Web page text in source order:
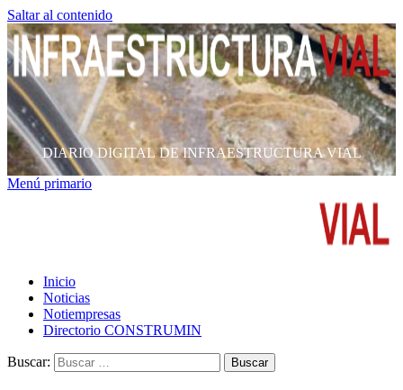
Saltar al contenido
DIARIO DIGITAL DE INFRAESTRUCTURA VIAL
Menú primario
Inicio
Noticias
Notiempresas
Directorio CONSTRUMIN
Buscar: